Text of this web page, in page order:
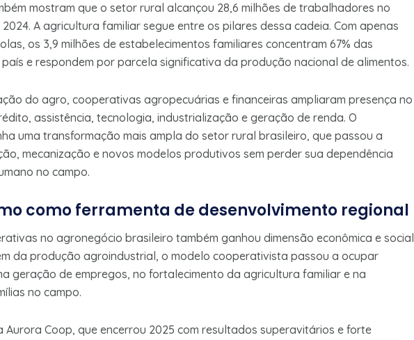
mostram que o setor rural alcançou 28,6 milhões de trabalhadores no
A agricultura familiar segue entre os pilares dessa cadeia. Com apenas
os 3,9 milhões de estabelecimentos familiares concentram 67% das
e respondem por parcela significativa da produção nacional de alimentos.
do agro, cooperativas agropecuárias e financeiras ampliaram presença no
assistência, tecnologia, industrialização e geração de renda. O
uma transformação mais ampla do setor rural brasileiro, que passou a
mecanização e novos modelos produtivos sem perder sua dependência
no campo.
como ferramenta de desenvolvimento regional
no agronegócio brasileiro também ganhou dimensão econômica e social
da produção agroindustrial, o modelo cooperativista passou a ocupar
geração de empregos, no fortalecimento da agricultura familiar e na
no campo.
Aurora Coop, que encerrou 2025 com resultados superavitários e forte